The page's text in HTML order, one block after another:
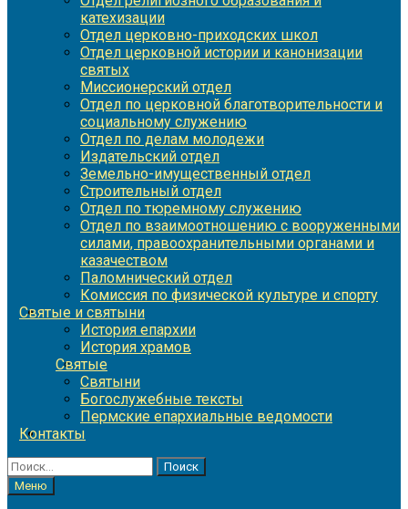
катехизации
Отдел церковно-приходских школ
Отдел церковной истории и канонизации
святых
Миссионерский отдел
Отдел по церковной благотворительности и
социальному служению
Отдел по делам молодежи
Издательский отдел
Земельно-имущественный отдел
Строительный отдел
Отдел по тюремному служению
Отдел по взаимоотношению с вооруженными
силами, правоохранительными органами и
казачеством
Паломнический отдел
Комиссия по физической культуре и спорту
Святые и святыни
История епархии
История храмов
Святые
Святыни
Богослужебные тексты
Пермские епархиальные ведомости
Контакты
Найти:
Меню